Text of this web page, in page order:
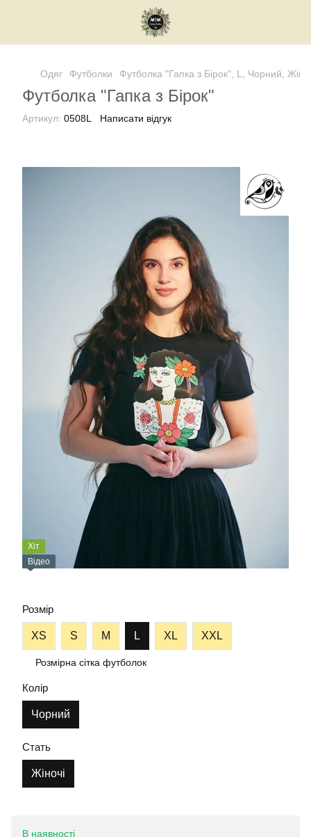
Одяг Футболки Футболка "Гапка з Бірок", L, Чорний,
Футболка "Гапка з Бірок"
Артикул: 0508L Написати відгук
Хіт
Відео
Розмір
XS S M L XL XXL
Розмірна сітка футболок
Колір
Чорний
Стать
Жіночі
В наявності